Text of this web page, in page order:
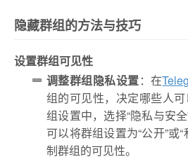
隐藏群组的方法与技巧
设置群组可见性
调整群组隐私设置：在
组的可见性，决定哪些人
组设置中，选择“隐私与安
可以将群组设置为“公开”或
制群组的可见性。